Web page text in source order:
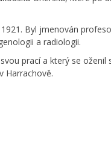
Byl jmenován
a radiologii.
prací a který se
Harrachově.